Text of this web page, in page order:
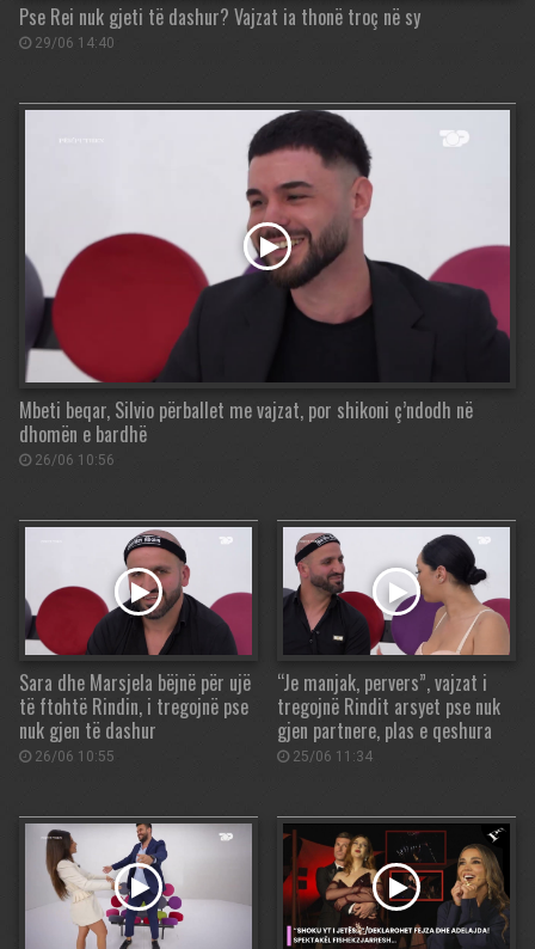
Pse Rei nuk gjeti të dashur? Vajzat ia thonë troç në sy
29/06 14:40
Mbeti beqar, Silvio përballet me vajzat, por shikoni ç’ndodh në
dhomën e bardhë
26/06 10:56
Sara dhe Marsjela bëjnë për ujë
të ftohtë Rindin, i tregojnë pse
nuk gjen të dashur
26/06 10:55
“Je manjak, pervers”, vajzat i
tregojnë Rindit arsyet pse nuk
gjen partnere, plas e qeshura
25/06 11:34